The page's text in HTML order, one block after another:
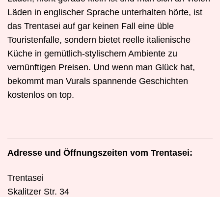
Läden in englischer Sprache unterhalten hörte, ist
das Trentasei auf gar keinen Fall eine üble
Touristenfalle, sondern bietet reelle italienische
Küche in gemütlich-stylischem Ambiente zu
vernünftigen Preisen. Und wenn man Glück hat,
bekommt man Vurals spannende Geschichten
kostenlos on top.
Adresse und Öffnungszeiten vom Trentasei:
Trentasei
Skalitzer Str. 34